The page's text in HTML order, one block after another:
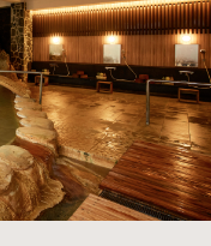
お部屋
新着情報
よくあるご質問